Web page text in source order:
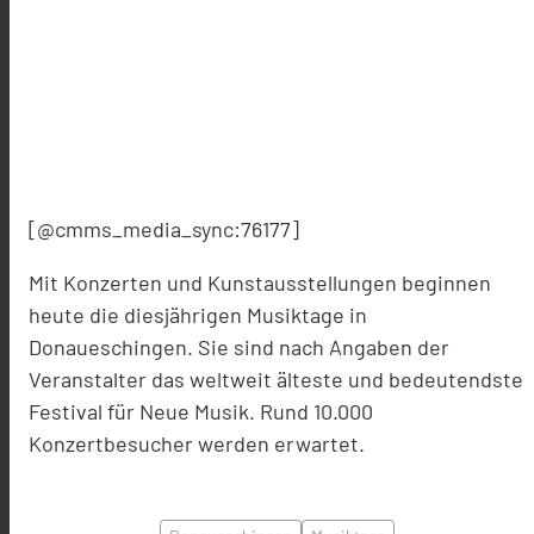
[@cmms_media_sync:76177]
Mit Konzerten und Kunstausstellungen beginnen
heute die diesjährigen Musiktage in
Donaueschingen. Sie sind nach Angaben der
Veranstalter das weltweit älteste und bedeutendste
Festival für Neue Musik. Rund 10.000
Konzertbesucher werden erwartet.